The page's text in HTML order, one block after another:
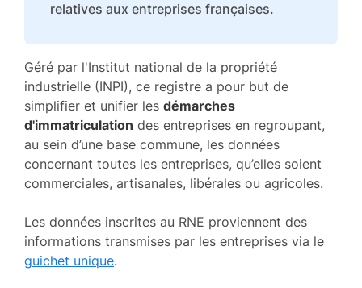
relatives aux entreprises françaises.
Géré par l'Institut national de la propriété
industrielle (INPI), ce registre a pour but de
simplifier et unifier les démarches
d'immatriculation des entreprises en regroupant,
au sein d’une base commune, les données
concernant toutes les entreprises, qu’elles soient
commerciales, artisanales, libérales ou agricoles.
Les données inscrites au RNE proviennent des
informations transmises par les entreprises via le
guichet unique.